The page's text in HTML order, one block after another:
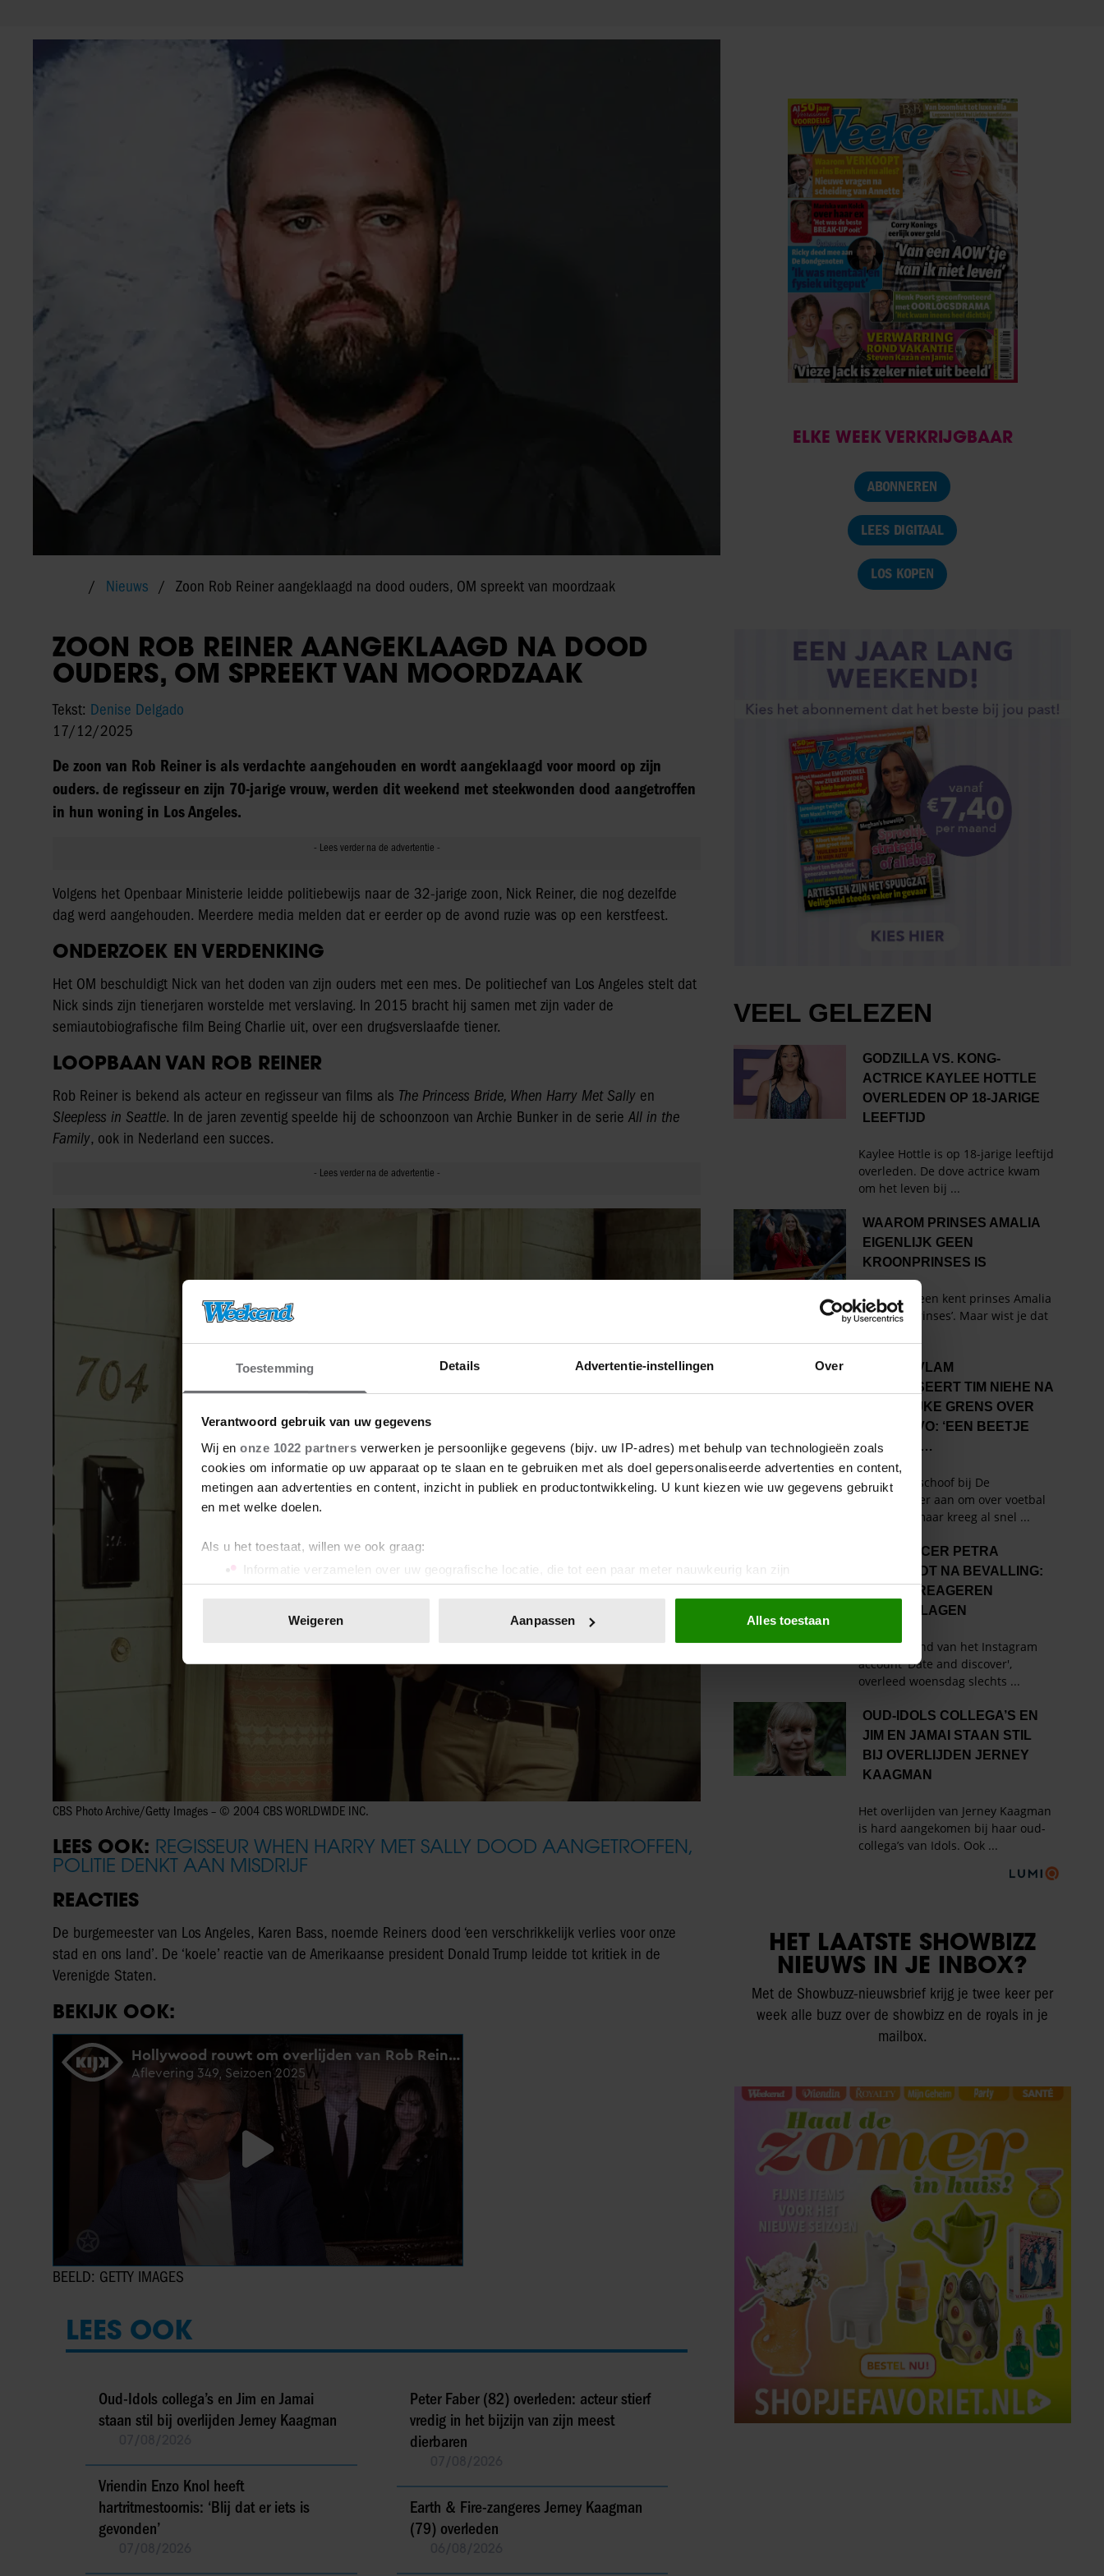
Toestemming Details Advertentie-instellingen Over
Verantwoord gebruik van uw gegevens
Wij en onze 1022 partners verwerken je persoonlijke gegevens (bijv. uw IP-adres) met behulp van technologieën zoals
cookies om informatie op uw apparaat op te slaan en te gebruiken met als doel gepersonaliseerde advertenties en content,
metingen aan advertenties en content, inzicht in publiek en productontwikkeling. U kunt kiezen wie uw gegevens gebruikt
en met welke doelen.
Als u het toestaat, willen we ook graag:
Informatie verzamelen over uw geografische locatie, die tot een paar meter nauwkeurig kan zijn
Uw apparaat identificeren door het actief te scannen op specifieke eigenschappen (fingerprinting)
toestemming op elk moment wijzigen of intrekken in de Cookieverklaring.
We gebruiken cookies om content en advertenties te personaliseren, om functies voor social media te bieden en om ons
websiteverkeer te analyseren. Ook delen we informatie over uw gebruik van onze site met onze partners voor social
media, adverteren en analyse. Deze partners kunnen deze gegevens combineren met andere informatie die u aan ze heeft
verstrekt of die ze hebben verzameld op basis van uw gebruik van hun services. U gaat akkoord met onze cookies als u
Weigeren Aanpassen Alles toestaan
Nieuws Zoon Rob Reiner aangeklaagd na dood ouders, OM spreekt van moordzaak
ZOON ROB REINER AANGEKLAAGD NA DOOD
OUDERS, OM SPREEKT VAN MOORDZAAK
Tekst: Denise Delgado
17/12/2025
De zoon van Rob Reiner is als verdachte aangehouden en wordt aangeklaagd voor moord op zijn
ouders. de regisseur en zijn 70-jarige vrouw, werden dit weekend met steekwonden dood aangetroffen
in hun woning in Los Angeles.
Volgens het Openbaar Ministerie leidde politiebewijs naar de 32-jarige zoon, Nick Reiner, die nog dezelfde
dag werd aangehouden. Meerdere media melden dat er eerder op de avond ruzie was op een kerstfeest.
ONDERZOEK EN VERDENKING
Het OM beschuldigt Nick van het doden van zijn ouders met een mes. De politiechef van Los Angeles stelt dat
Nick sinds zijn tienerjaren worstelde met verslaving. In 2015 bracht hij samen met zijn vader de
semiautobiografische film Being Charlie uit, over een drugsverslaafde tiener.
LOOPBAAN VAN ROB REINER
Rob Reiner is bekend als acteur en regisseur van films als The Princess Bride, When Harry Met Sally en
Sleepless in Seattle. In de jaren zeventig speelde hij de schoonzoon van Archie Bunker in de serie All in the
Family, ook in Nederland een succes.
CBS Photo Archive/Getty Images – © 2004 CBS WORLDWIDE INC.
LEES OOK: REGISSEUR WHEN HARRY MET SALLY DOOD AANGETROFFEN,
POLITIE DENKT AAN MISDRIJF
REACTIES
De burgemeester van Los Angeles, Karen Bass, noemde Reiners dood ‘een verschrikkelijk verlies voor onze
stad en ons land’. De ‘koele’ reactie van de Amerikaanse president Donald Trump leidde tot kritiek in de
Verenigde Staten.
BEKIJK OOK:
BEELD: GETTY IMAGES
LEES OOK
Oud-Idols collega’s en Jim en Jamai
staan stil bij overlijden Jerney Kaagman
Vriendin Enzo Knol heeft
hartritmestoornis: ‘Blij dat er iets is
gevonden’
Peter Faber (82) overleden: acteur stierf
vredig in het bijzijn van zijn meest
dierbaren
Earth & Fire-zangeres Jerney Kaagman
(79) overleden
ELKE WEEK VERKRIJGBAAR
ABONNEREN
LEES DIGITAAL
LOS KOPEN
HET LAATSTE SHOWBIZZ
NIEUWS IN JE INBOX?
Met de Showbuzz-nieuwsbrief krijg je twee keer per
week alle buzz over de showbizz en de royals in je
mailbox.